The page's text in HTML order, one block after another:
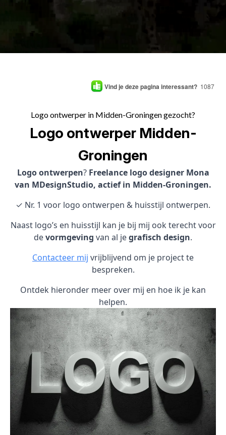
Vind je deze pagina interessant? 1087
Logo ontwerper in Midden-Groningen gezocht?
Logo ontwerper Midden-
Groningen
Logo ontwerpen? Freelance logo designer Mona
van MDesignStudio, actief in Midden-Groningen.
✓ Nr. 1 voor logo ontwerpen & huisstijl ontwerpen.
Naast logo’s en huisstijl kan je bij mij ook terecht voor
devormgeving van al jegrafisch design.
Contacteer mij vrijblijvend om je project te
bespreken.
Ontdek hieronder meer over mij en hoe ik je kan
helpen.